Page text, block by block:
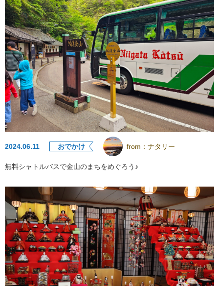
2024.06.11 おでかけ from： ナタリー
無料シャトルバスで金山のまちをめぐろう♪